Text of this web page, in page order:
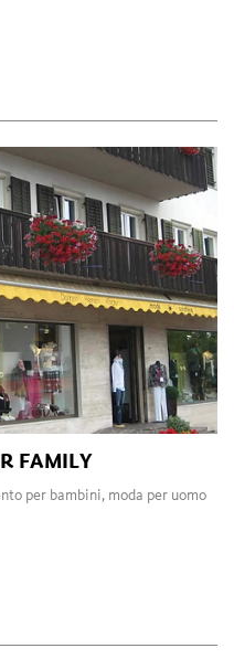
FAMILY
per bambini, moda per uomo